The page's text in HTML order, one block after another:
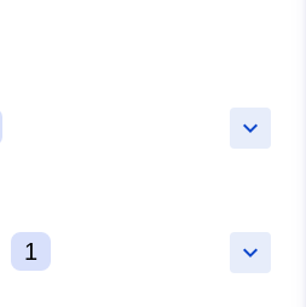
keyboard_arrow_down
keyboard_arrow_down
1